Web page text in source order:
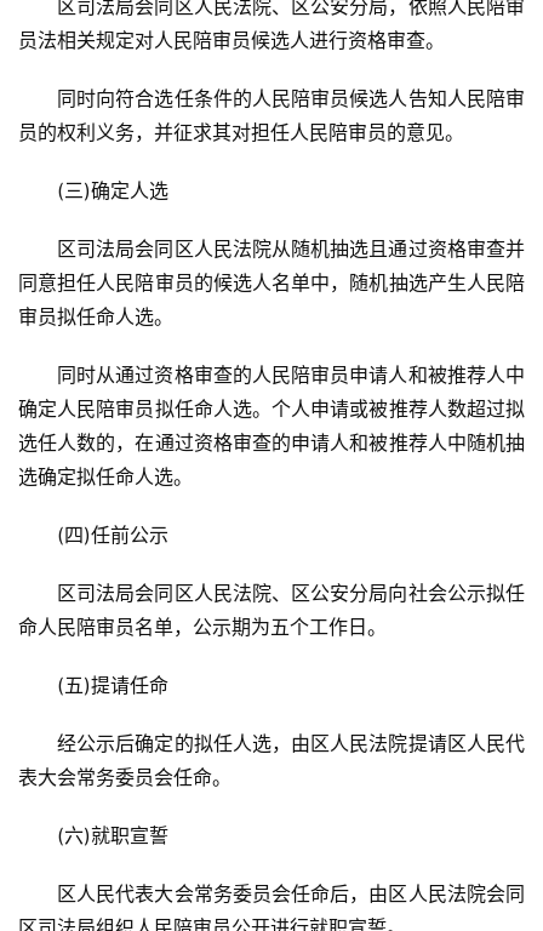
百
科
关
们
服
区司法局会同区人民法院、区公安分局，依照人民陪审
员法相关规定对人民陪审员候选人进行资格审查。
同时向符合选任条件的人民陪审员候选人告知人民陪审
员的权利义务，并征求其对担任人民陪审员的意见。
(三)确定人选
区司法局会同区人民法院从随机抽选且通过资格审查并
同意担任人民陪审员的候选人名单中，随机抽选产生人民陪
审员拟任命人选。
同时从通过资格审查的人民陪审员申请人和被推荐人中
确定人民陪审员拟任命人选。个人申请或被推荐人数超过拟
选任人数的，在通过资格审查的申请人和被推荐人中随机抽
选确定拟任命人选。
(四)任前公示
区司法局会同区人民法院、区公安分局向社会公示拟任
命人民陪审员名单，公示期为五个工作日。
(五)提请任命
经公示后确定的拟任人选，由区人民法院提请区人民代
表大会常务委员会任命。
(六)就职宣誓
区人民代表大会常务委员会任命后，由区人民法院会同